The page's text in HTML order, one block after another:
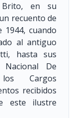
Brito, en su
recuento de
1944, cuando
al antiguo
hasta sus
De
Cargos
recibidos
este ilustre